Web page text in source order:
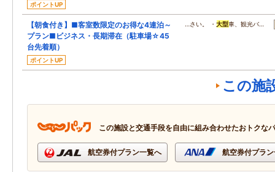
ポイントUP
【朝食付き】■客室数限定のお得な4連泊～
プラン■ビジネス・長期滞在（駐車場☆45
台先着順）
ポイントUP
…さい。 ・大型車、観光バ…
この施
この施設と交通手段を自由に組み合わせたおトクな
航空券付プラン一覧へ 航空券付プラ